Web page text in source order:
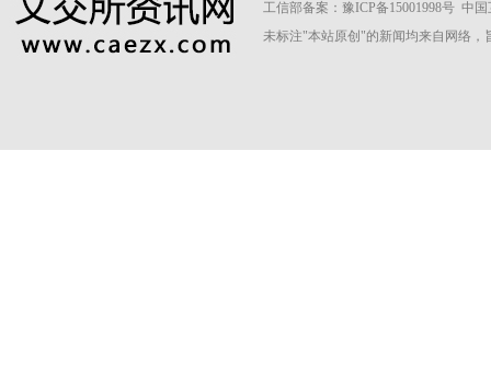
工信部备案： 豫ICP备15001998号 中国
未标注"本站原创"的新闻均来自网络